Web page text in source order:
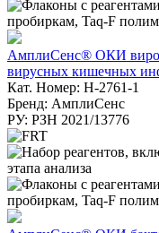
АмплиСенс® ОКИ виро-
вирусных кишечных
Кат. Номер: Н-2761-1
Бренд: АмплиСенс
РУ: РЗН 2021/13776